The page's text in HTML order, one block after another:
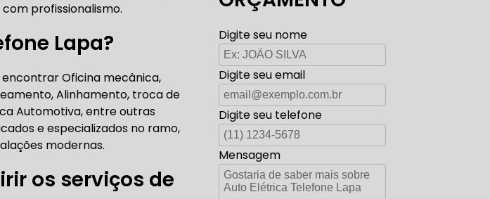
AUTO ELÉTRICA SÃO PAULO AUTO ELÉTRICA ZONA SUL
CORREIAS DENTADAS
DENTADA LAND ROVER CORREIA DENTADA RANGE ROVER
profissionalismo.
Lapa?
encontrar Oficina mecânica,
Alinhamento, troca de
Automotiva, entre outras
e especializados no ramo,
modernas.
os serviços de
Digite seu nome
Digite seu email
Digite seu telefone
Mensagem